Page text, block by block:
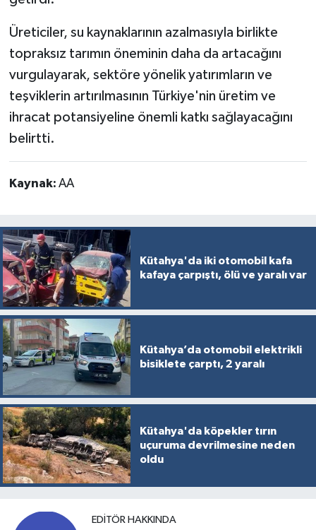
Üreticiler, su kaynaklarının azalmasıyla birlikte
topraksız tarımın öneminin daha da artacağını
vurgulayarak, sektöre yönelik yatırımların ve
teşviklerin artırılmasının Türkiye'nin üretim ve
ihracat potansiyeline önemli katkı sağlayacağını
belirtti.
Kaynak: AA
Kütahya'da iki otomobil kafa
kafaya çarpıştı, ölü ve yaralı var
Kütahya’da otomobil elektrikli
bisiklete çarptı, 2 yaralı
Kütahya'da köpekler tırın
uçuruma devrilmesine neden
oldu
EDITÖR HAKKINDA